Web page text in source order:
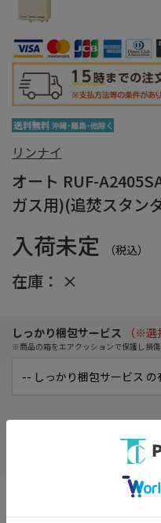
リンナイ
オート RUF-
ガス用)(追焚スタン
入荷未定 （税込）
在庫： ×
しっかり梱包サービス （※選
※商品の箱をエアクッションで保護し損傷
※ご自身での据付け・移設工
お客様ご自身による工事は危